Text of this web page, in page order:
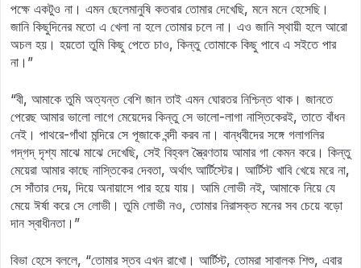
পক্ষে একটুও না। এমন ছেলেমানুষি কতবার তোমার দেখেছি, মনে মনে হেসেছি।
জানি কিছুদিনের মতো এ খেলা না হলে তোমার চলে না। এও জানি স্থায়ী হলে আরো
অচল হয়। হয়তো তুমি কিছু পেতে চাও, কিন্তু তোমাকে কিছু পাবে এ সইতে পার
না।”
“বী, আমাকে তুমি অত্যন্ত বেশি জান তাই এমন ঘোরতর নিশ্চিন্ত থাক। জানতে
পেরেছ আমার ভালো লাগে মেয়েদের কিন্তু সে ভালো-লাগা নাস্তিকেরই, তাতে বাঁধন
নেই। পাথরে-গাঁথা মন্দিরে সে পূজাকে বন্দী করব না। বান্ধবীদের সঙ্গে গলাগলির
গদ্‌গদ্‌ দৃশ্য মাঝে মাঝে দেখেছি, সেই বিহ্বল স্ত্রৈণতায় আমার গা কেমন করে। কিন্তু
মেয়েরা আমার কাছে নাস্তিকের দেবতা, অর্থাৎ আর্টিস্টের। আর্টিস্ট খাবি খেয়ে মরে না,
সে সাঁতার দেয়, দিয়ে অনায়াসে পার হয়ে যায়। আমি লোভী নই, আমাকে নিয়ে যে
মেয়ে ঈর্ষা করে সে লোভী। তুমি লোভী নও, তোমার নিরাসক্ত মনের সব চেয়ে বড়ো
দান স্বাধীনতা।”
বিভা হেসে বললে, “তোমার স্তব এখন রাখো। আর্টিস্ট, তোমরা সাবালক শিশু, এবার